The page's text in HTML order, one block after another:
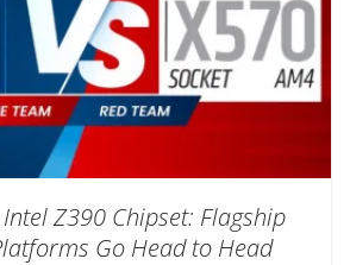
Z390 Chipset: Flagship
Go Head to Head